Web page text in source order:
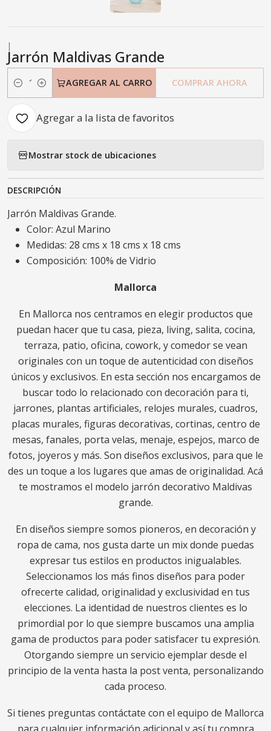
|
Jarrón Maldivas Grande
Cantidad
AGREGAR AL CARRO COMPRAR AHORA
Agregar a la lista de favoritos
Mostrar stock de ubicaciones
DESCRIPCIÓN
Jarrón Maldivas Grande.
Color: Azul Marino
Medidas: 28 cms x 18 cms x 18 cms
Composición: 100% de Vidrio
Mallorca
En Mallorca nos centramos en elegir productos que
puedan hacer que tu casa, pieza, living, salita, cocina,
terraza, patio, oficina, cowork, y comedor se vean
originales con un toque de autenticidad con diseños
únicos y exclusivos. En esta sección nos encargamos de
buscar todo lo relacionado con decoración para ti,
jarrones, plantas artificiales, relojes murales, cuadros,
placas murales, figuras decorativas, cortinas, centro de
mesas, fanales, porta velas, menaje, espejos, marco de
fotos, joyeros y más. Son diseños exclusivos, para que le
des un toque a los lugares que amas de originalidad. Acá
te mostramos el modelo jarrón decorativo Maldivas
grande.
En diseños siempre somos pioneros, en decoración y
ropa de cama, nos gusta darte un mix donde puedas
expresar tus estilos en productos inigualables.
Seleccionamos los más finos diseños para poder
ofrecerte calidad, originalidad y exclusividad en tus
elecciones. La identidad de nuestros clientes es lo
primordial por lo que siempre buscamos una amplia
gama de productos para poder satisfacer tu expresión.
Otorgando siempre un servicio ejemplar desde el
principio de la venta hasta la post venta, personalizando
cada proceso.
Si tienes preguntas contáctate con el equipo de Mallorca